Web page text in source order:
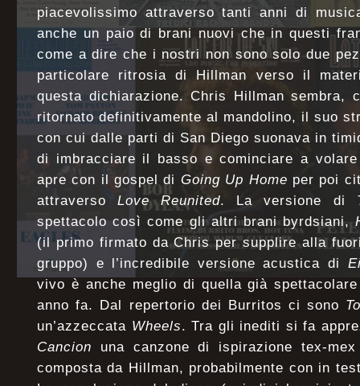
piacevolissimo attraverso tanti anni di
anche un paio di brani nuovi che in questi
come a dire che i nostri non sono solo due
particolare ritrosia di Hillman verso il
questa dichiarazione. Chris Hillman sembra,
ritornato definitivamente al mandolino, il suo
con cui dalle parti di San Diego suonava in
di imbracciare il basso e cominciare a
apre con il gospel di Going Up Home per poi
attraversoLove Reunited. La versione di
spettacolo così come gli altri brani byrdsiani,
(il primo firmato da Chris per supplire alla
gruppo) e l’incredibile versione acustica di
vivo è anche meglio di quella già
anno fa. Dal repertorio dei Burritos ci sono
un’azzeccata Wheels. Tra gli inediti si fa
Cancion una canzone di ispirazione tex-
composta da Hillman, probabilmente con in